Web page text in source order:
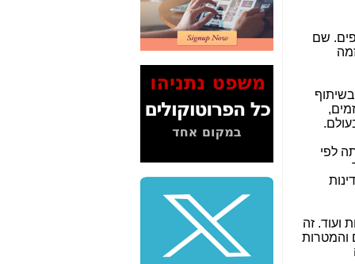
שם
יזמים,
לפי
ועוד. זה
והמטרות
2" על תעלולי השר
משה כחלון -כאן
הסלולר" ואיך מסרסים
את הנתונים לציבור -
כאן
סיכום ביקור בסיליקון
שלמה פילבר (עד
לאחרונה מנכ"ל משרד
התקשורת) - עד
מדינה? הצחקתם